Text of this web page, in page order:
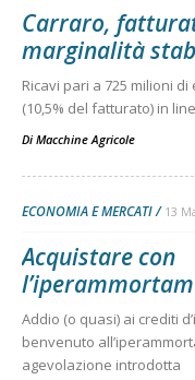
Carraro,
marginalità
Ricavi pari a 725 milioni
(10,5% del fatturato) in
Di Macchine Agricole
ECONOMIA E MERCATI 13
Acquistare con
Addio (o quasi) ai crediti
benvenuto
agevolazione introdotta